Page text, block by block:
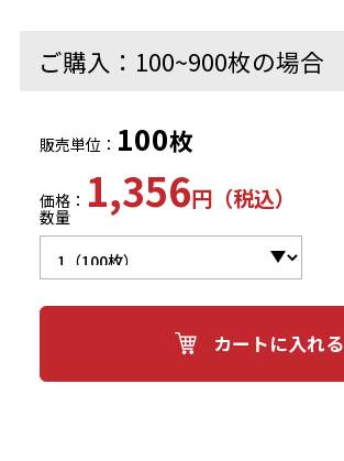
ご購入：100~900枚の場合
販売単位： 100枚
価格： 1,356円（税込）
数量
カートに入れる